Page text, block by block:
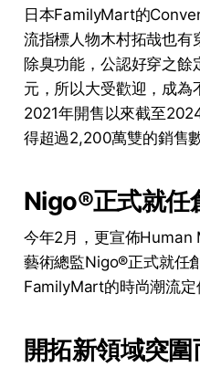
日本FamilyMart的
流指標人物木村拓哉也有
除臭功能，公認好穿之
元，所以大受歡迎，成為
2021年開售以來截至
得超過2,200萬雙的銷售數
Nigo®正式就任
今年2月，更宣佈Human
藝術總監Nigo®正式就任
FamilyMart的時尚潮流定
開拓新領域突圍